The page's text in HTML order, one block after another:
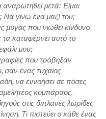
μετά: Είμαι
Να γίνω ένα μαζί του;
μύγας που νιώθει κίνδυνο
καταφέρνει αυτό το
μου;
που τράβηξαν
σαν ένας τυχαίος
να εννοήσει σε πόσες
κομπάρσος.
στις διπλανές λωρίδες
Τι πιστεύει ο κάθε ένας